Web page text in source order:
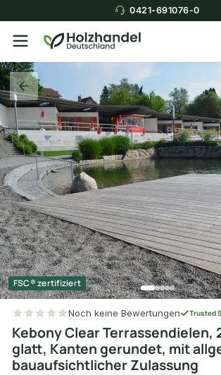
0421-691076-0
FSC® zertifiziert
Noch keine Bewertungen Trusted
Kebony Clear Terrassendielen,
glatt, Kanten gerundet, mit
bauaufsichtlicher Zulassung